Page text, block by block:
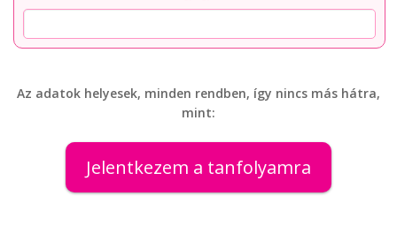
Az adatok helyesek, minden rendben, így nincs más hátra,
mint:
Jelentkezem a tanfolyamra